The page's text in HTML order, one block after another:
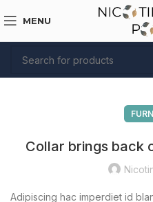
MENU
Collar brings back
Adipiscing hac imperdiet id